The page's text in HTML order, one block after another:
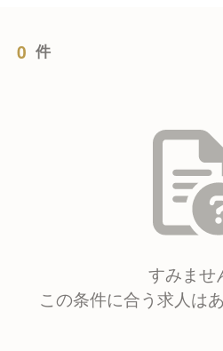
0 件
すみませ
この条件に合う求人は